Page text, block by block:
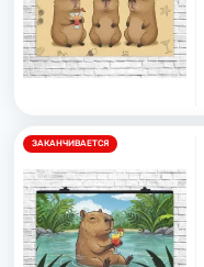
ЗАКАНЧИВАЕТСЯ